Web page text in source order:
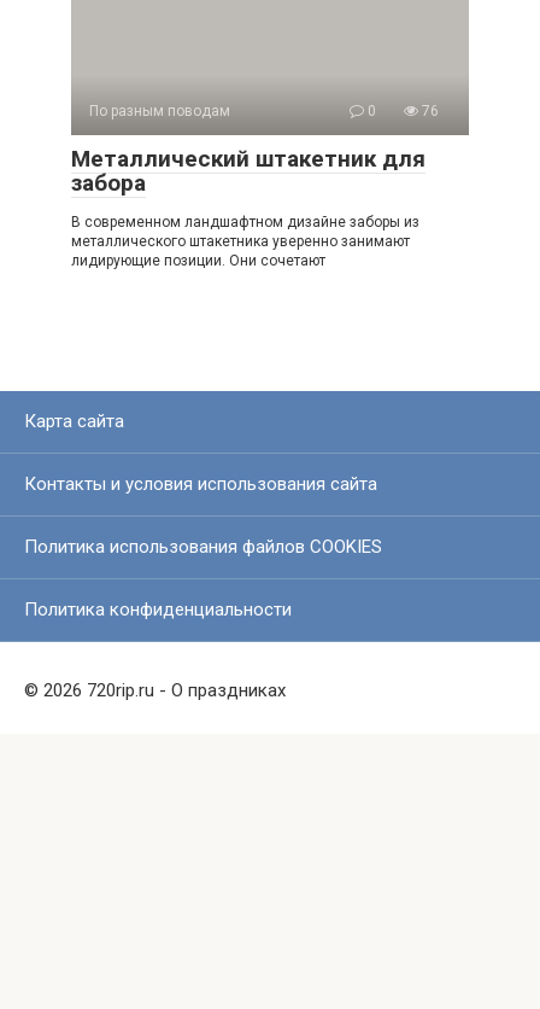
По разным поводам 0 76
Металлический штакетник для
забора
В современном ландшафтном дизайне заборы из
металлического штакетника уверенно занимают
лидирующие позиции. Они сочетают
Карта сайта
Контакты и условия использования сайта
Политика использования файлов COOKIES
Политика конфиденциальности
© 2026 720rip.ru - О праздниках